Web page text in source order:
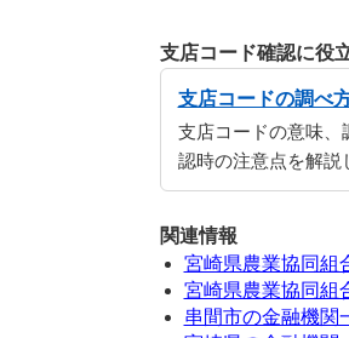
支店コード確認に役
支店コードの調べ
支店コードの意味、
認時の注意点を解説
関連情報
宮崎県農業協同組
宮崎県農業協同組
串間市の金融機関